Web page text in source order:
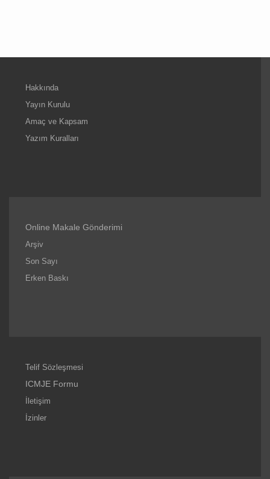
Hakkında
Yayın Kurulu
Amaç ve Kapsam
Yazım Kuralları
Online Makale Gönderimi
Arşiv
Son Sayı
Erken Baskı
Telif Sözleşmesi
ICMJE Formu
İletişim
İzinler